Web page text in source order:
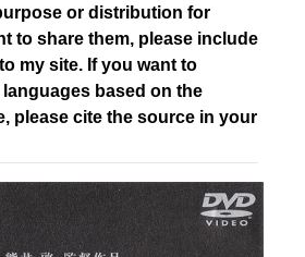
or distribution for
to share them, please include
my site. If you want to
based on the
please cite the source in your